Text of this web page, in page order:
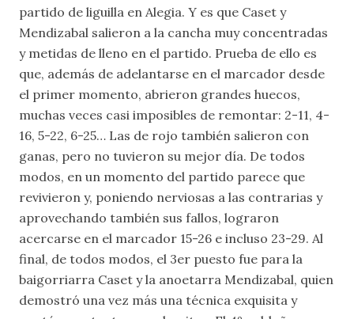
partido de liguilla en Alegia. Y es que Caset y
Mendizabal salieron a la cancha muy concentradas
y metidas de lleno en el partido. Prueba de ello es
que, además de adelantarse en el marcador desde
el primer momento, abrieron grandes huecos,
muchas veces casi imposibles de remontar: 2-11, 4-
16, 5-22, 6-25… Las de rojo también salieron con
ganas, pero no tuvieron su mejor día. De todos
modos, en un momento del partido parece que
revivieron y, poniendo nerviosas a las contrarias y
aprovechando también sus fallos, lograron
acercarse en el marcador 15-26 e incluso 23-29. Al
final, de todos modos, el 3er puesto fue para la
baigorriarra Caset y la anoetarra Mendizabal, quien
demostró una vez más una técnica exquisita y